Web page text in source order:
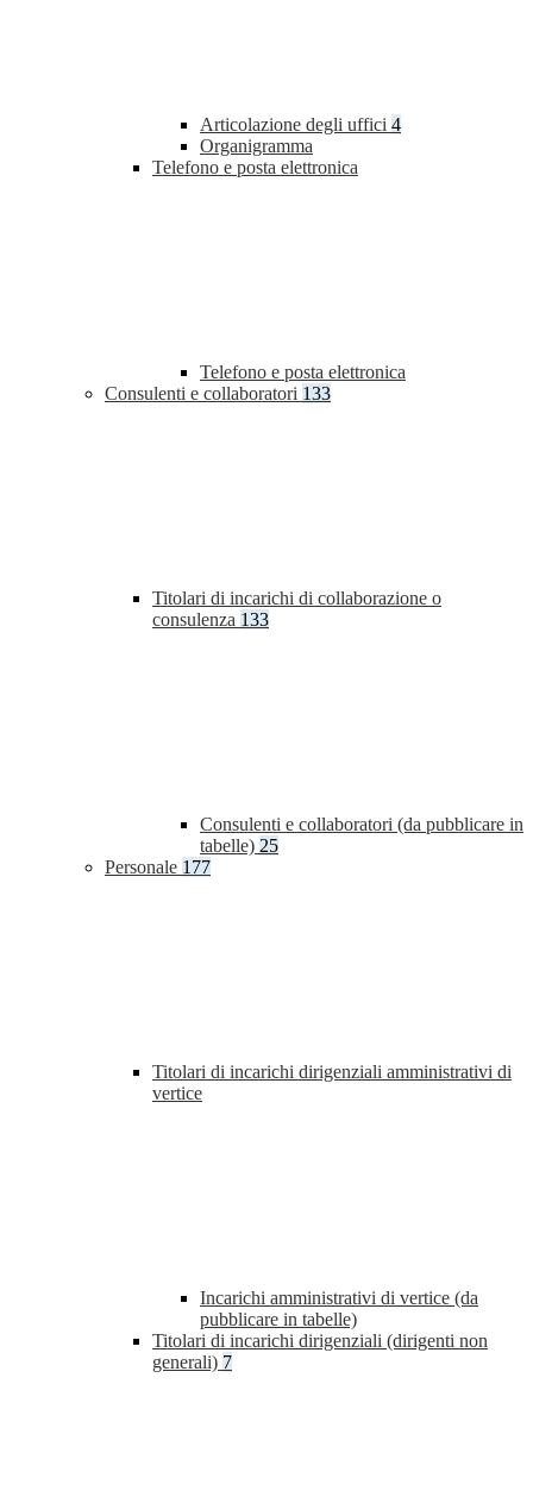
Articolazione degli uffici 4
Organigramma
Telefono e posta elettronica
Telefono e posta elettronica
Consulenti e collaboratori 133
Titolari di incarichi di collaborazione o
consulenza 133
Consulenti e collaboratori (da pubblicare in
tabelle) 25
Personale 177
Titolari di incarichi dirigenziali amministrativi di
vertice
Incarichi amministrativi di vertice (da
pubblicare in tabelle)
Titolari di incarichi dirigenziali (dirigenti non
generali) 7